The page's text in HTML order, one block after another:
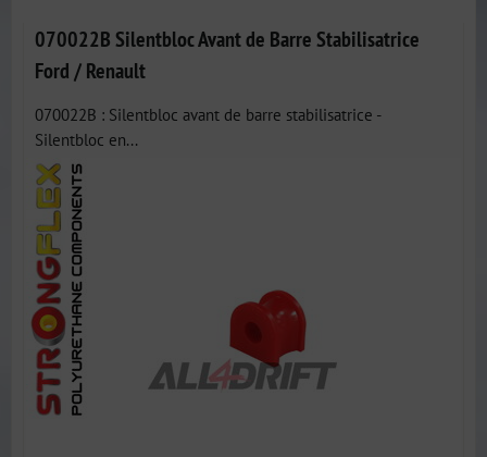
070022B Silentbloc Avant de Barre Stabilisatrice
Ford / Renault
070022B : Silentbloc avant de barre stabilisatrice -
Silentbloc en...